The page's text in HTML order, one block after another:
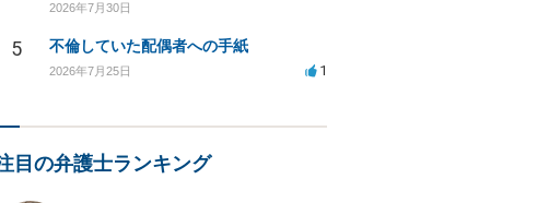
2026年7月30日
5 不倫していた配偶者への手紙
2026年7月25日 1
目の弁護士ランキング